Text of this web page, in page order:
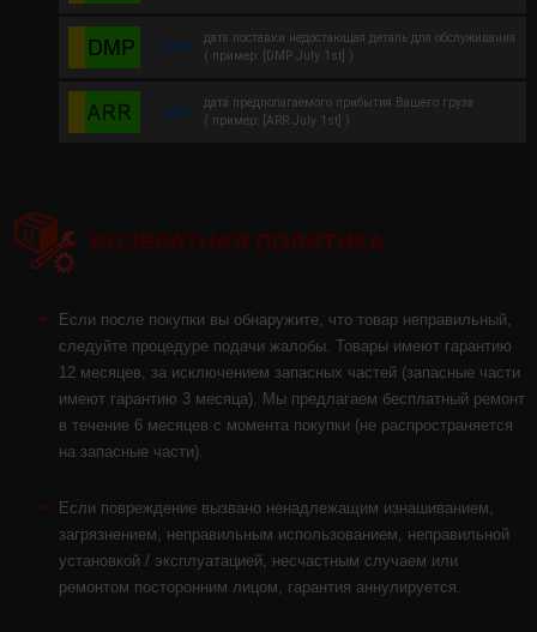
DMP
дата поставки недостающая деталь для обслуживания
( пример: [DMP July 1st] )
ARR
дата предполагаемого прибытия Вашего груза
( пример: [ARR July 1st] )
ВОЗВРАТНАЯ ПОЛИТИКА
Если после покупки вы обнаружите, что товар неправильный,
следуйте процедуре подачи жалобы. Товары имеют гарантию
12 месяцев, за исключением запасных частей (запасные части
имеют гарантию 3 месяца). Мы предлагаем бесплатный ремонт
в течение 6 месяцев с момента покупки (не распространяется
на запасные части).
Если повреждение вызвано ненадлежащим изнашиванием,
загрязнением, неправильным использованием, неправильной
установкой / эксплуатацией, несчастным случаем или
ремонтом посторонним лицом, гарантия аннулируется.